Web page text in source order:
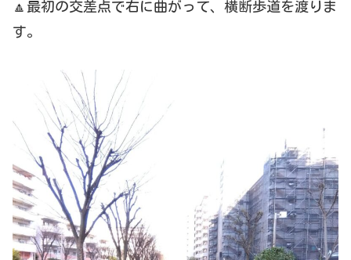
🔼最初の交差点で右に曲がって、横断歩道を渡りま
す。